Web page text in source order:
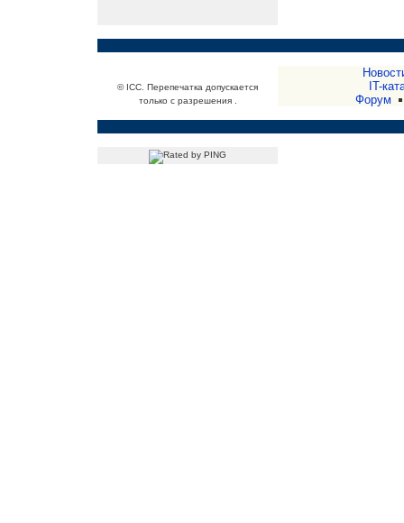
© ICC. Перепечатка допускается
только с разрешения .
IT-
Форум